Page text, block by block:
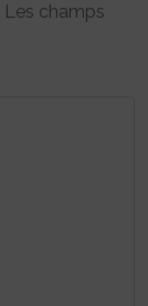
Les champs